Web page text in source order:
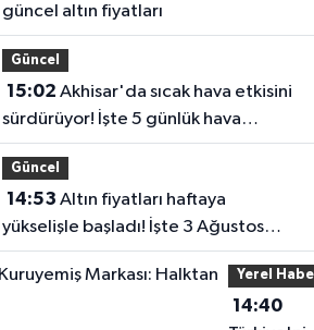
güncel altın fiyatları
Güncel
15:02
sürdürüyor! İşte 5 günlük hava
durumu
Güncel
14:53
yükselişle başladı! İşte 3 Ağustos
güncel fiyatlar
Yerel
14:40